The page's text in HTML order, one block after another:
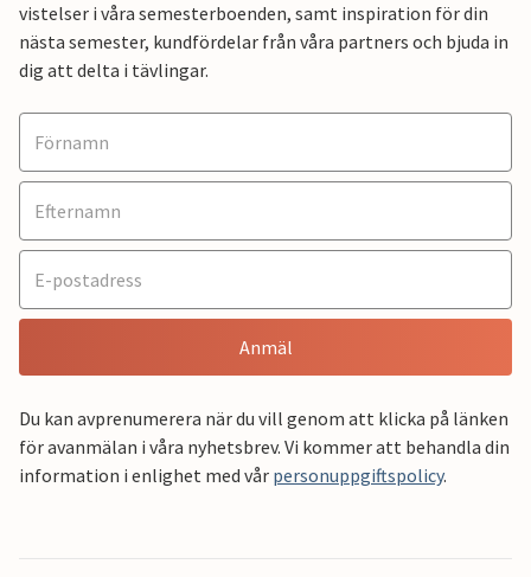
vistelser i våra semesterboenden, samt inspiration för din
nästa semester, kundfördelar från våra partners och bjuda in
dig att delta i tävlingar.
Anmäl
Du kan avprenumerera när du vill genom att klicka på länken
för avanmälan i våra nyhetsbrev. Vi kommer att behandla din
information i enlighet med vår personuppgiftspolicy.